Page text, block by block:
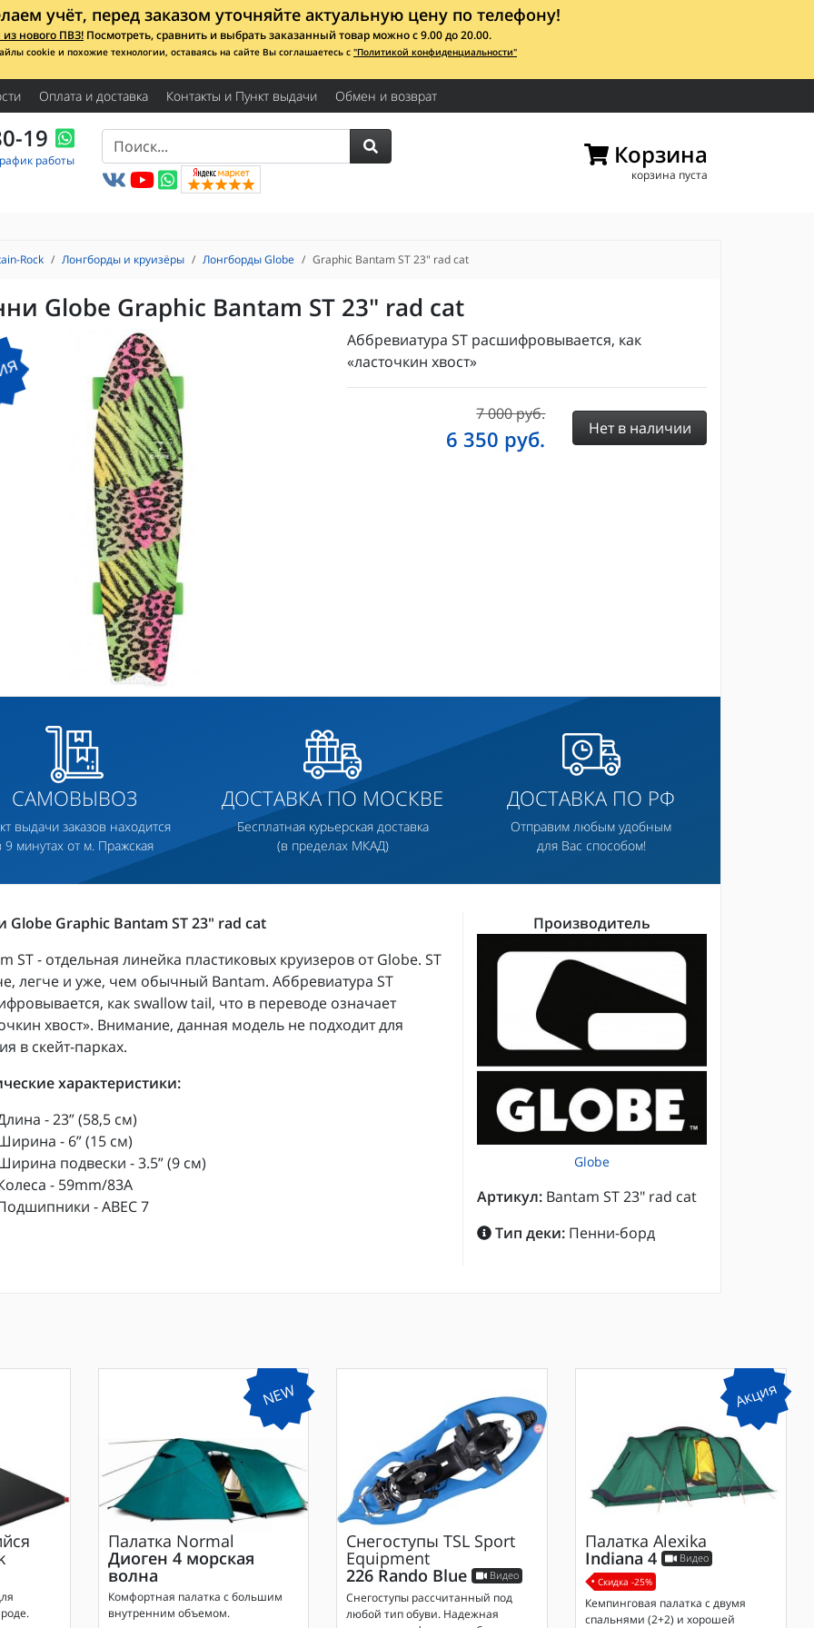
учёт, перед заказом уточняйте актуальную цену по телефону!
нового ПВЗ! Посмотреть, сравнить и выбрать заказанный товар можно с 9.00 до 20.00.
cookie и похожие технологии, оставаясь на сайте Вы соглашаетесь с "Политикой конфиденциальности"
Оплата и доставка Контакты и Пункт выдачи Обмен и возврат
19
работы Корзина
корзина пуста
Rock ​Лонгборды и круизёры Лонгборды Globe Graphic Bantam ST 23" rad cat
Globe Graphic Bantam ST 23" rad cat
Аббревиатура ST расшифровывается, как
«ласточкин хвост»
7 000 руб.
6 350 руб. Нет в наличии
САМОВЫВОЗ
выдачи заказов находится
9 минутах от м. Пражская
ДОСТАВКА ПО МОСКВЕ
Бесплатная курьерская доставка
(в пределах МКАД)
ДОСТАВКА ПО РФ
Отправим любым удобным
для Вас способом!
Globe Graphic Bantam ST 23" rad cat
ST - отдельная линейка пластиковых круизеров от Globe. ST
легче и уже, чем обычный Bantam. Аббревиатура ST
как swallow tail, что в переводе означает
хвост». Внимание, данная модель не подходит для
в скейт-парках.
характеристики:
- 23” (58,5 см)
- 6” (15 см)
подвески - 3.5” (9 см)
- 59mm/83A
-ABEC7
Производитель
Globe
Артикул: Bantam ST 23" rad cat
Тип деки: Пенни-борд
NEW
Палатка Normal
Диоген 4 морская
волна
Комфортная палатка с большим
внутренним объемом.
Снегоступы TSL Sport
Equipment
226 Rando Blue Видео
Снегоступы рассчитанный под
любой тип обуви. Надежная
Акция
Палатка Alexika
Indiana 4 Видео
Скидка -25%
Кемпинговая палатка с двумя
спальнями (2+2) и хорошей